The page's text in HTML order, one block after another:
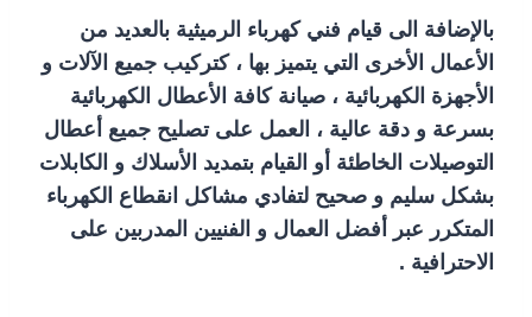
بالإضافة الى قيام فني كهرباء الرميثية بالعديد من
الأعمال الأخرى التي يتميز بها ، كتركيب جميع الآلات و
الأجهزة الكهربائية ، صيانة كافة الأعطال الكهربائية
بسرعة و دقة عالية ، العمل على تصليح جميع أعطال
التوصيلات الخاطئة أو القيام بتمديد الأسلاك و الكابلات
بشكل سليم و صحيح لتفادي مشاكل انقطاع الكهرباء
المتكرر عبر أفضل العمال و الفنيين المدربين على
الاحترافية .